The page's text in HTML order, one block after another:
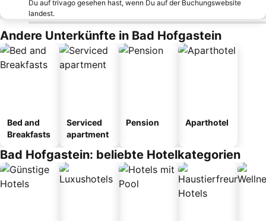
Du auf trivago gesehen hast, wenn Du auf der Buchungswebsite
landest.
Andere Unterkünfte in Bad Hofgastein
Bed and
Breakfasts
Serviced
apartment
Pension Aparthotel
Bad Hofgastein: beliebte Hotelkategorien